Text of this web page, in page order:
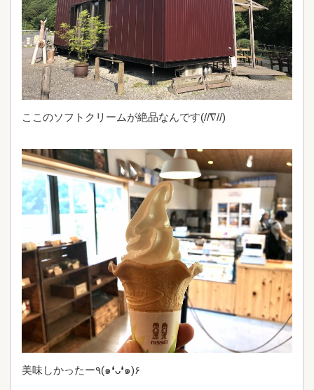
ここのソフトクリームが絶品なんです(//∇//)
美味しかったー٩(๑❛ᴗ❛๑)۶